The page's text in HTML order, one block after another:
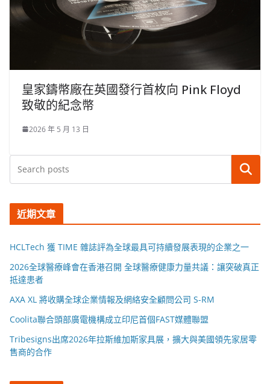
皇家鑄幣廠在英國發行首枚向 Pink Floyd
致敬的紀念幣
2026 年 5 月 13 日
搜尋
近期文章
HCLTech 獲 TIME 雜誌評為全球最具可持續發展表現的企業之一
2026全球醫療峰會在香港召開 全球醫療健康力量共議：讓突破真正
抵達患者
AXA XL 將收購全球企業情報及網絡安全顧問公司 S-RM
Coolita聯合頭部廣電機構成立印尼首個FAST媒體聯盟
Tribesigns出席2026年拉斯維加斯家具展，擴大與美國領先家居零
售商的合作